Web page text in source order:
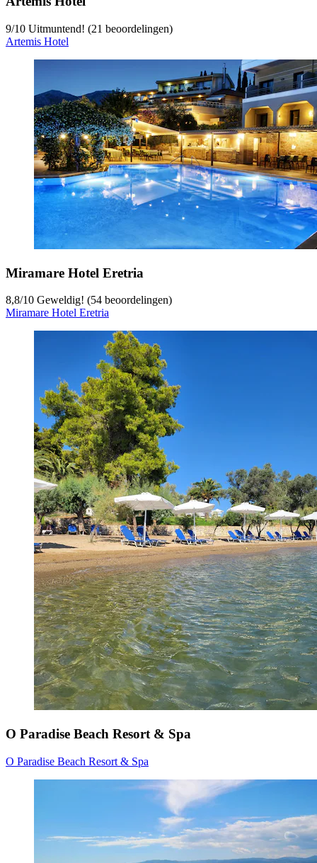
9/10 Uitmuntend! (21 beoordelingen)
Artemis Hotel
Miramare Hotel Eretria
8,8/10 Geweldig! (54 beoordelingen)
Miramare Hotel Eretria
O Paradise Beach Resort & Spa
O Paradise Beach Resort & Spa